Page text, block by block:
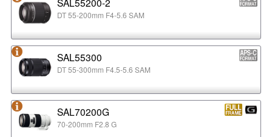
DT 55-200mm F4-5.6 SAM
SAL55300
DT 55-300mm F4.5-5.6 SAM
SAL70200G
70-200mm F2.8 G